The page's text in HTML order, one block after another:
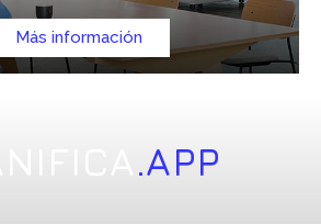
Más información
.APP